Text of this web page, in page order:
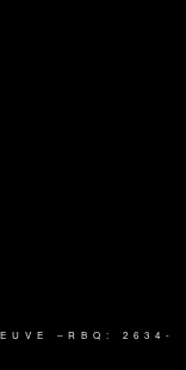
–RBQ: 2634-